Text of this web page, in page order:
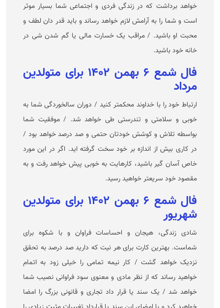
خواهد برداشت که در زندگی فردی و اجتماعی شما بسیار موثر
است و شما را به آرامش لازم خواهد رساند و باید قدر دان لطف و
محبت او باشید. / مراقب یک خسارت مالی یا گم شدن شی در
خانه خود باشید.
فال شمع ۶ بهمن ۱۴۰۲ برای متولدین
مرداد
ارتباط خود را با خداوند محکمتر کنید / دوران سالخوردگی شما به
خوبی و سلامتی و تندرستی طی خواهد شد. / موفقیت شما
بواسطه تلاش و کوشش خودتان حتمی و صد درصد خواهد بود /
در کاری بیش از اندازه بر خود سخت گرفته اید. اگر در این مورد
خاص آسان گیر باشید، کارهایت به خوبی پیش خواهد رفت و به
مقصود خود سریعتر خواهید رسید.
فال شمع ۶ بهمن ۱۴۰۲ برای متولدین
شهریور
شادی زندگی، هیجان و احساسات فراوان و با شکوه برای
شماست. بهترین کارت برای هر نیت که دارید صد درصد به تحقق
نزدیک خواهد گشت / کار نیمه تمامی را خیلی زود به اتمام
خواهید رساند که از نظر مادی و معنوی سود فراوانی نصیب شما
خواهد شد / یک سند یا قرار داد تجاری و قانونی بزرگ را امضا